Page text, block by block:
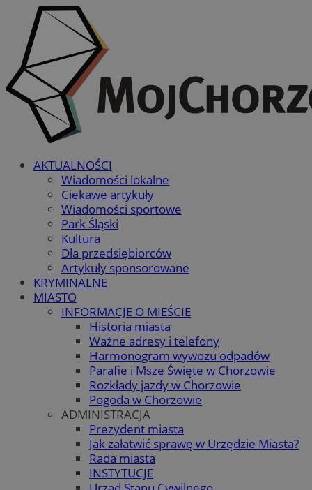
AKTUALNOŚCI
Wiadomości lokalne
Ciekawe artykuły
Wiadomości sportowe
Park Śląski
Kultura
Dla przedsiębiorców
Artykuły sponsorowane
KRYMINALNE
MIASTO
INFORMACJE O MIEŚCIE
Historia miasta
Ważne adresy i telefony
Harmonogram wywozu odpadów
Parafie i Msze Święte w Chorzowie
Rozkłady jazdy w Chorzowie
Pogoda w Chorzowie
ADMINISTRACJA
Prezydent miasta
Jak załatwić sprawę w Urzędzie Miasta?
Rada miasta
INSTYTUCJE